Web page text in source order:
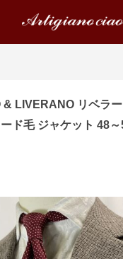
& LIVERANO リベラ
ド毛 ジャケット 48